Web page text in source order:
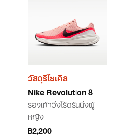
วัสดุรีไซเคิล
Nike Revolution 8
รองเท้าวิ่งโร้ดรันนิ่งผู้
หญิง
฿2,200